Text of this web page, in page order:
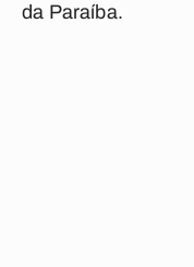
da Paraíba.